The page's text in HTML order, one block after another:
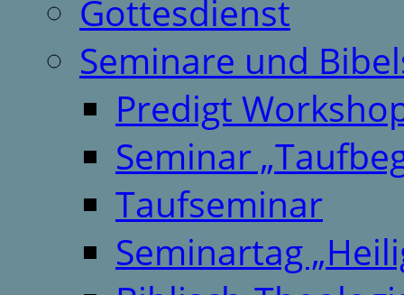
Gottesdienst
Seminare und
Predigt
Seminar
Taufseminar
Seminartag